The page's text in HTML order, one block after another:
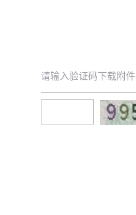
请输入验证码下载附件